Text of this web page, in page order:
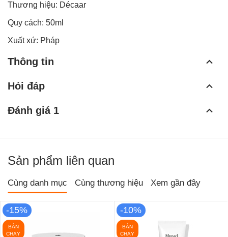
Thương hiệu: Décaar
Quy cách: 50ml
Xuất xứ: Pháp
Thông tin
Hỏi đáp
Đánh giá 1
Sản phẩm liên quan
Cùng danh mục Cùng thương hiệu Xem gần đây
-15%
BÁN
CHẠY
-10%
BÁN
CHẠY